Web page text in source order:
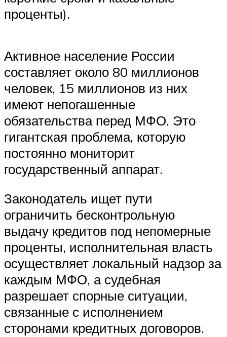
проценты).
Активное население России
составляет около 80 миллионов
человек, 15 миллионов из них
имеют непогашенные
обязательства перед МФО. Это
гигантская проблема, которую
постоянно мониторит
государственный аппарат.
Законодатель ищет пути
ограничить бесконтрольную
выдачу кредитов под непомерные
проценты, исполнительная власть
осуществляет локальный надзор за
каждым МФО, а судебная
разрешает спорные ситуации,
связанные с исполнением
сторонами кредитных договоров.